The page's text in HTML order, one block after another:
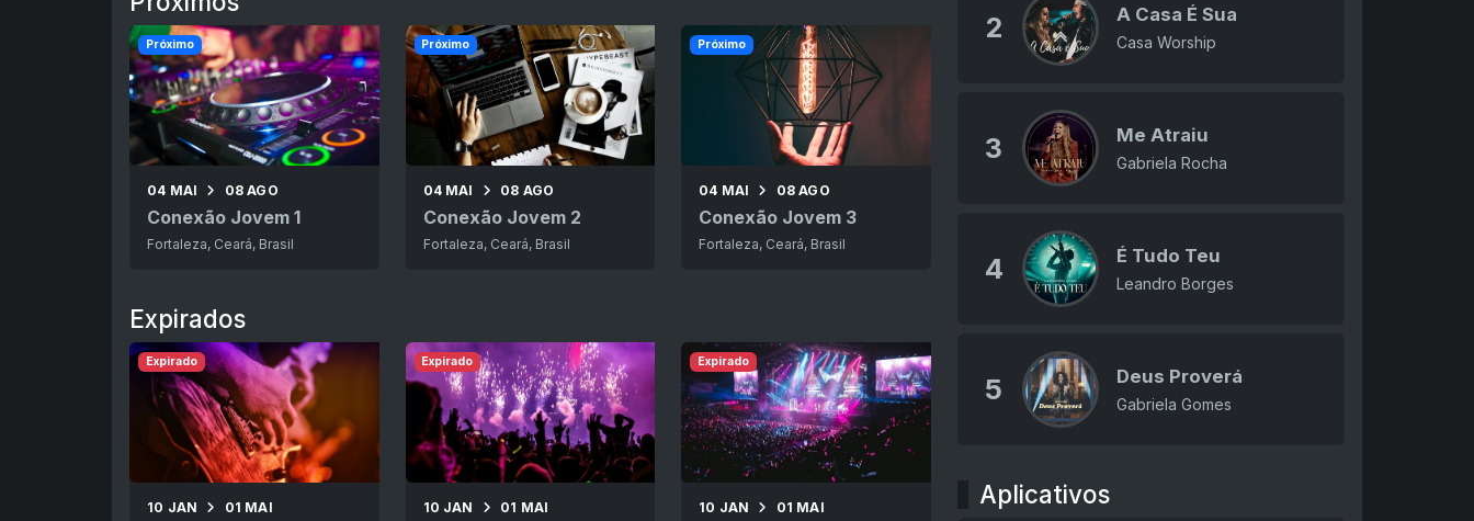
04 MAI 08 AGO
Conexão Jovem 1
Fortaleza, Ceará, Brasil
Próximo
04 MAI 08 AGO
Conexão Jovem 2
Fortaleza, Ceará, Brasil
Próximo
04 MAI 08 AGO
Conexão Jovem 3
Fortaleza, Ceará, Brasil
Próximo
Expirados
10 JAN 01 MAI
Expirado
10 JAN 01 MAI
Expirado
10 JAN 01 MAI
Expirado
2 A Casa É Sua
Casa Worship
3 Me Atraiu
Gabriela Rocha
4 É Tudo Teu
Leandro Borges
5 Deus Proverá
Gabriela Gomes
Aplicativos